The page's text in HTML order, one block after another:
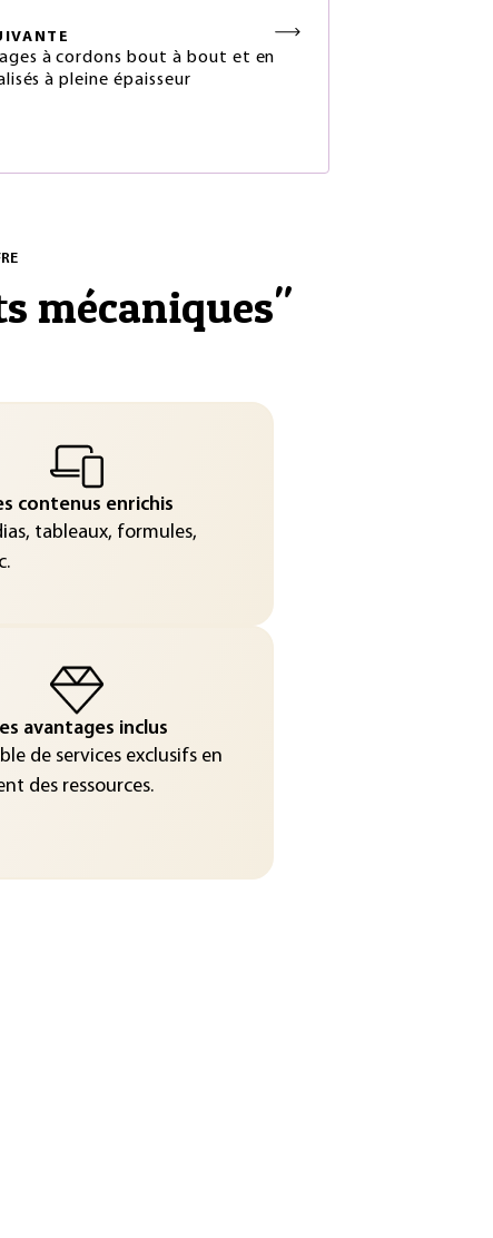
à cordons bout à bout et en
à pleine épaisseur
mécaniques"
contenus enrichis
tableaux, formules,
avantages inclus
de services exclusifs en
des ressources.